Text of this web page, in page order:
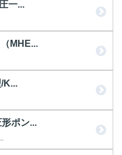
一...
MHE...
K...
ポン...